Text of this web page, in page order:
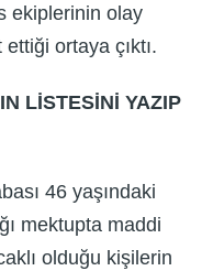
ekiplerinin olay
ortaya çıktı.
LİSTESİNİ YAZIP
46 yaşındaki
mektupta maddi
olduğu kişilerin